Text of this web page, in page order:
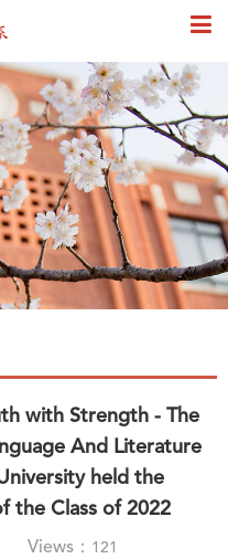
with Strength - The
And Literature
held the
the Class of 2022
Views： 121